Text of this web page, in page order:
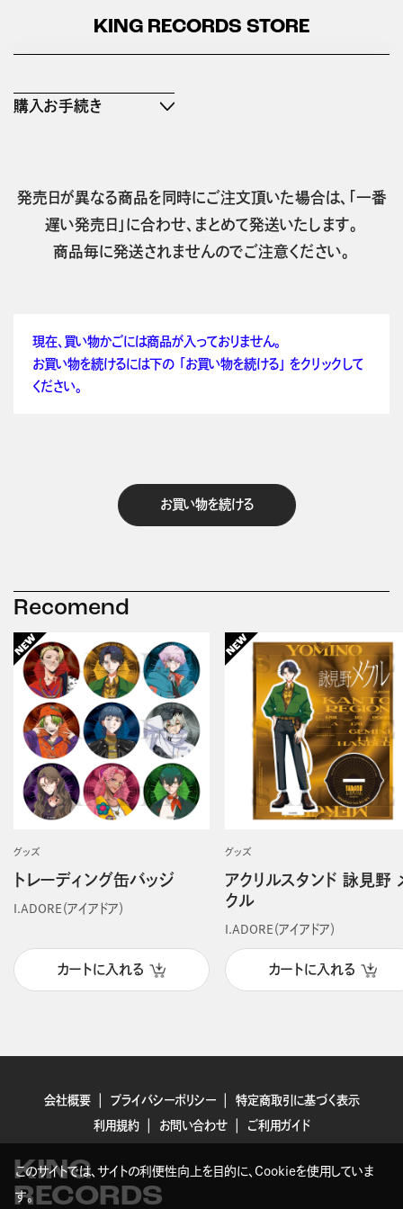
KING RECORDS STORE
購入お手続き
発売日が異なる商品を同時にご注文頂いた場合は、「一番
遅い発売日」に合わせ、まとめて発送いたします。
商品毎に発送されませんのでご注意ください。
現在、買い物かごには商品が入っておりません。
お買い物を続けるには下の 「お買い物を続ける」 をクリックして
ください。
お買い物を続ける
Recomend
グッズ
トレーディング缶バッジ
I.ADORE（アイアドア）
カートに入れる
グッズ
アクリルスタンド 詠見野
クル
I.ADORE（アイアドア）
カートに入れる
会社概要 プライバシーポリシー
特定商取引に基づく表示
利用規約
お問い合わせ ご利用ガイド
KING
RECORDS
このサイトでは、サイトの利便性向上を目的に、Cookieを使用していま
す。